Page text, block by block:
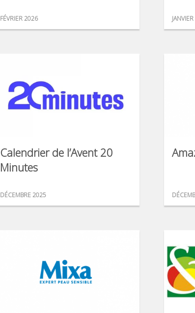
FÉVRIER 2026
Calendrier de l’Avent 20
Minutes
DÉCEMBRE 2025